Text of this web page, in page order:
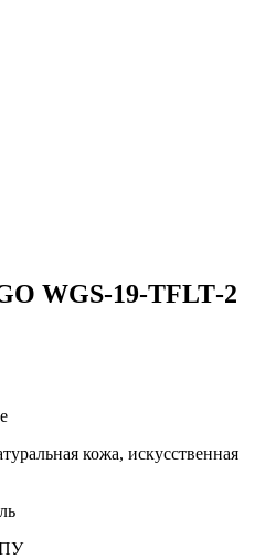
WGS‑19‑TFLT‑2
кожа, искусственная
ПУ